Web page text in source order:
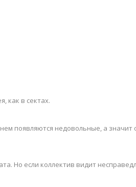
как в сектах.
появляются недовольные, а
Но если коллектив видит